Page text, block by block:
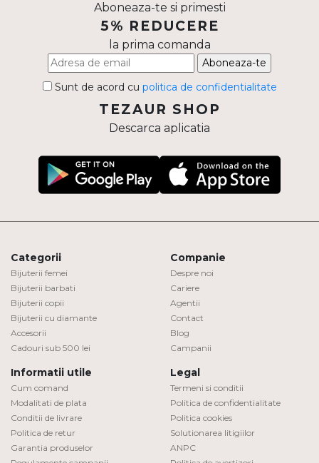
Aboneaza-te si primesti
5% REDUCERE
la prima comanda
Aboneaza-te
Sunt de acord cu politica de confidentialitate
TEZAUR SHOP
Descarca aplicatia
Categorii
Bijuterii femei
Bijuterii barbati
Bijuterii copii
Bijuterii cu diamante
Accesorii
Cadouri sub 500 lei
Companie
Despre noi
Cariere
Agentii
Contact
Blog
Campanii
Informatii utile
Cum comand
Modalitati de plata
Conditii de livrare
Politica de retur
Garantia produselor
Legal
Termeni si conditii
Politica de confidentialitate
Politica cookies
Solutionarea litigiilor
ANPC